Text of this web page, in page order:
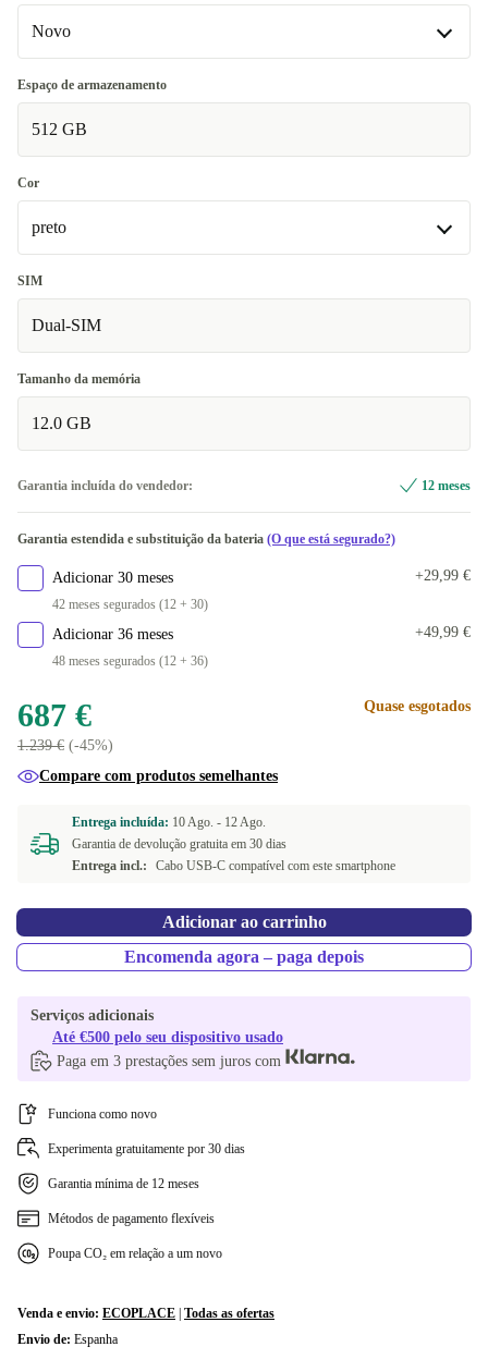
Novo
Novo
Disponível noutras configurações
Ótimo
Espaço de armazenamento
512 GB
Cor
preto
preto
Disponível noutras configurações
azul
SIM
Dual-SIM
Tamanho da memória
12.0 GB
Garantia incluída do vendedor: 12 meses
Garantia estendida e substituição da bateria (O que está segurado?)
Adicionar 30 meses
42 meses segurados (12 + 30)
+29,99 €
Adicionar 36 meses
48 meses segurados (12 + 36)
+49,99 €
687 €
1.239 € (-45%)
Quase esgotados
Compare com produtos semelhantes
Entrega incluída: 10 Ago. - 12 Ago.
Garantia de devolução gratuita em 30 dias
Entrega incl.:
Cabo USB-C compatível com este smartphone
Adicionar ao carrinho
Encomenda agora – paga depois
Serviços adicionais
Até €500 pelo seu dispositivo usado
Paga em 3 prestações sem juros com
Funciona como novo
Experimenta gratuitamente por 30 dias
Garantia mínima de 12 meses
Métodos de pagamento flexíveis
Poupa CO₂ em relação a um novo
Venda e envio: ECOPLACE Todas as ofertas
Envio de: Espanha